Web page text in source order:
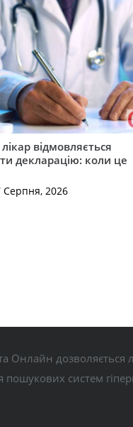
відмовляється
декларацію: коли це
Серпня, 2026
Онлайн
пошукових систем